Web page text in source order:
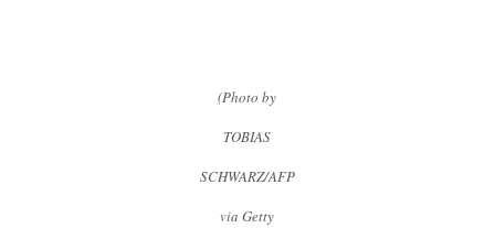
(Photo by
TOBIAS
SCHWARZ/AFP
via Getty